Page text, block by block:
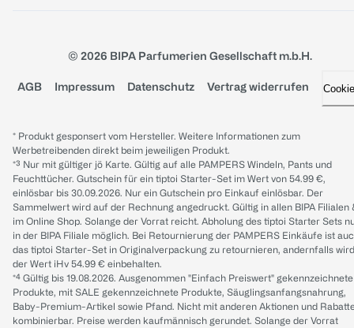
© 2026 BIPA Parfumerien Gesellschaft m.b.H.
AGB Impressum Datenschutz Vertrag widerrufen
* Produkt gesponsert vom Hersteller. Weitere Informationen zum
Werbetreibenden direkt beim jeweiligen Produkt.
*³ Nur mit gültiger jö Karte. Gültig auf alle PAMPERS Windeln, Pants und
Feuchttücher. Gutschein für ein tiptoi Starter-Set im Wert von 54.99 €,
einlösbar bis 30.09.2026. Nur ein Gutschein pro Einkauf einlösbar. Der
Sammelwert wird auf der Rechnung angedruckt. Gültig in allen BIPA Filialen
im Online Shop. Solange der Vorrat reicht. Abholung des tiptoi Starter Sets
in der BIPA Filiale möglich. Bei Retournierung der PAMPERS Einkäufe ist
das tiptoi Starter-Set in Originalverpackung zu retournieren, andernfalls wird
der Wert iHv 54.99 € einbehalten.
*⁴ Gültig bis 19.08.2026. Ausgenommen "Einfach Preiswert" gekennzeichnete
Produkte, mit SALE gekennzeichnete Produkte, Säuglingsanfangsnahrung,
Baby-Premium-Artikel sowie Pfand. Nicht mit anderen Aktionen und
kombinierbar. Preise werden kaufmännisch gerundet. Solange der Vorrat